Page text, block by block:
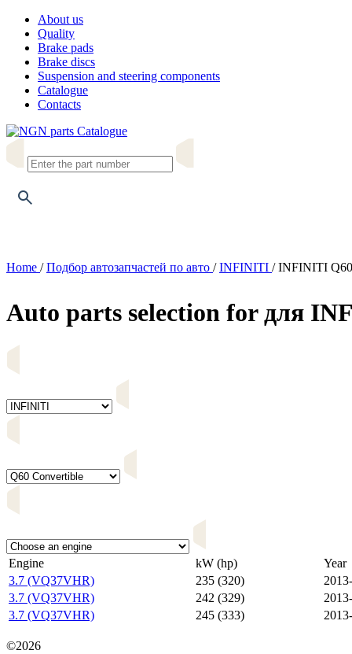
About us
Quality
Brake pads
Brake discs
Suspension and steering components
Catalogue
Contacts
Catalogue
Home /Подбор автозапчастей по авто /INFINITI /INFINITI
Auto parts selection for для
Engine kW (hp)
Year
3.7 (VQ37VHR)
235 (320)
3.7 (VQ37VHR)
242 (329)
3.7 (VQ37VHR)
245 (333)
©2026